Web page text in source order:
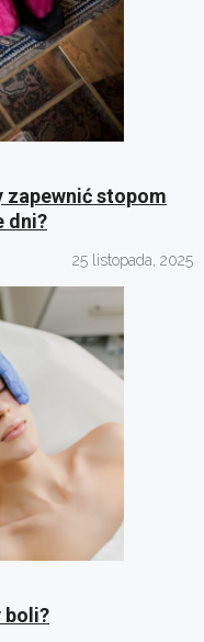
zapewnić stopom
dni?
25 listopada, 2025
boli?